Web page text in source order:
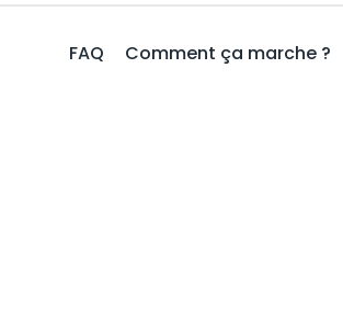
FAQ Comment ça marche ?